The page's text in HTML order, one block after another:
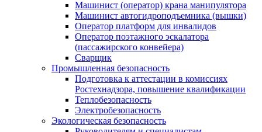
Машинист (оператор) крана манипулятора
Машинист автогидроподъемника (вышки)
Оператор платформ для инвалидов
Оператор поэтажного эскалатора
(пассажирского конвейера)
Сварщик
Промышленная безопасность
Подготовка к аттестации в комиссиях
Ростехнадзора, повышение квалификации
Теплобезопасность
Электробезопасность
Экологическая безопасность